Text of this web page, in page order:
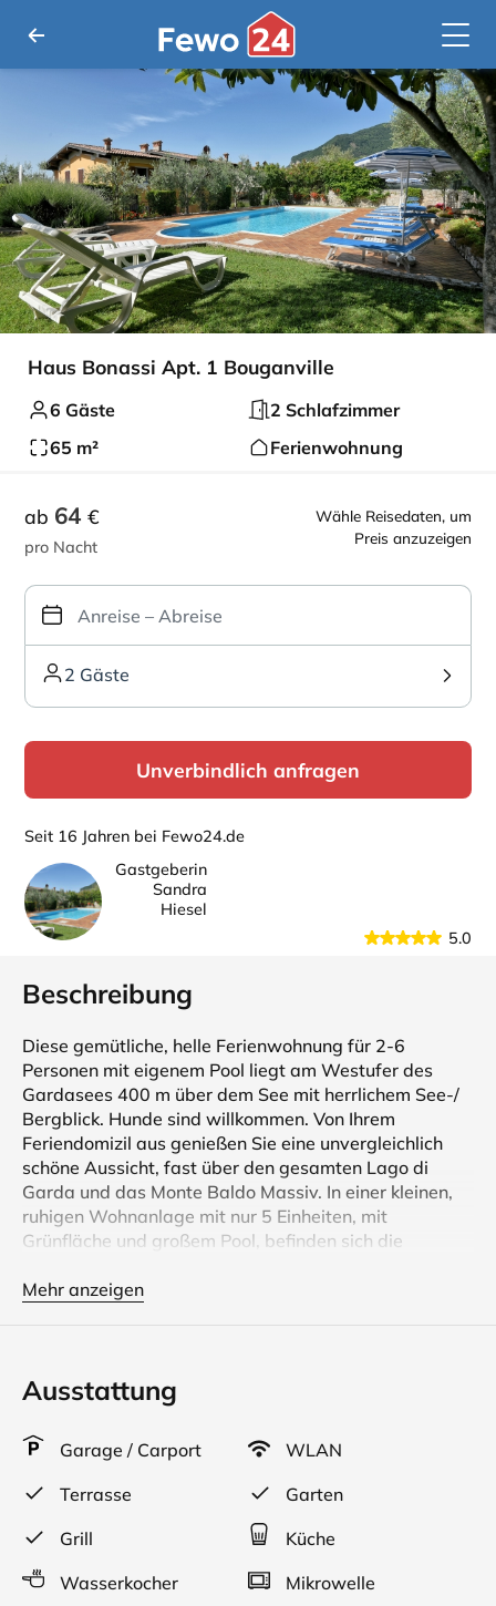
Haus Bonassi Apt. 1 Bouganville
6 Gäste
2 Schlafzimmer
65 m²
Ferienwohnung
Wähle Reisedaten, um
Preis anzuzeigen
ab 64 €
pro Nacht
2 Gäste
Unverbindlich anfragen
Seit 16 Jahren bei Fewo24.de
Gastgeberin
Sandra
Hiesel
5.0
Beschreibung
Diese gemütliche, helle Ferienwohnung für 2-6
Personen mit eigenem Pool liegt am Westufer des
Gardasees 400 m über dem See mit herrlichem See-/
Bergblick. Hunde sind willkommen. Von Ihrem
Feriendomizil aus genießen Sie eine unvergleichlich
schöne Aussicht, fast über den gesamten Lago di
Garda und das Monte Baldo Massiv. In einer kleinen,
ruhigen Wohnanlage mit nur 5 Einheiten, mit
Grünfläche und großem Pool, befinden sich die
Terasse, einen seperaten Eingang und Autostellplatz.
Lizenz: CIN-IT017185B4GICXIY
Die Wohnung besteht aus einem lichtdurchfluteten
Wohnzimmer mit Sat-TV und W-Lan, einer komplett
ausgestatteten Küchenzeile, zwei Schlafzimmer, Bad
und Südterasse mit Gartenmöbeln, Pool, Garten mit
Grill, und Auto-Stellplatz. Eine Garage kann bei Bedarf
Mehr anzeigen
Ausstattung
Garage / Carport
WLAN
Terrasse
Garten
Grill
Küche
Wasserkocher
Mikrowelle